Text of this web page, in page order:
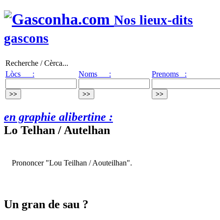
Nos lieux-dits
gascons
Recherche / Cèrca...
Lòcs :
Noms : Prenoms :
en graphie alibertine :
Lo Telhan / Autelhan
Prononcer "Lou Teilhan / Aouteilhan".
Un gran de sau ?